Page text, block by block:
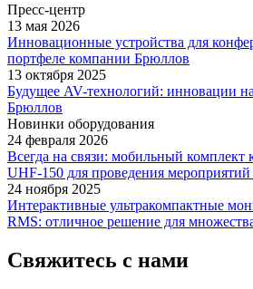
Пресс-центр
13 мая 2026
Инновационные устройства для
портфеле компании Брюллов
13 октября 2025
Будущее AV-технологий: инновации
Брюллов
Новинки оборудования
24 февраля 2026
Всегда на связи: мобильный комплект
UHF-150 для проведения
24 ноября 2025
Интерактивные ультракомпактные
RMS: отличное решение для
Свяжитесь с нами